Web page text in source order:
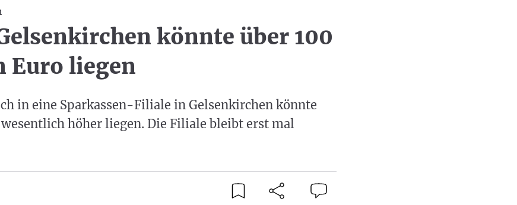
könnte über 100
liegen
in eine Sparkassen-Filiale in Gelsenkirchen könnte
höher liegen. Die Filiale bleibt erst mal